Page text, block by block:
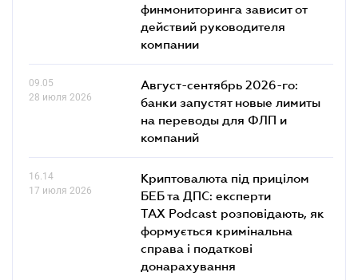
финмониторинга зависит от
действий руководителя
компании
09.05
28 июля 2026
Август-сентябрь 2026-го:
банки запустят новые лимиты
на переводы для ФЛП и
компаний
16.14
17 июля 2026
Криптовалюта під прицілом
БЕБ та ДПС: експерти
TAX Podcast розповідають, як
формується кримінальна
справа і податкові
донарахування